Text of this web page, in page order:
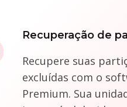
Recuperação de
Recupere suas
excluídas com o
Premium. Sua